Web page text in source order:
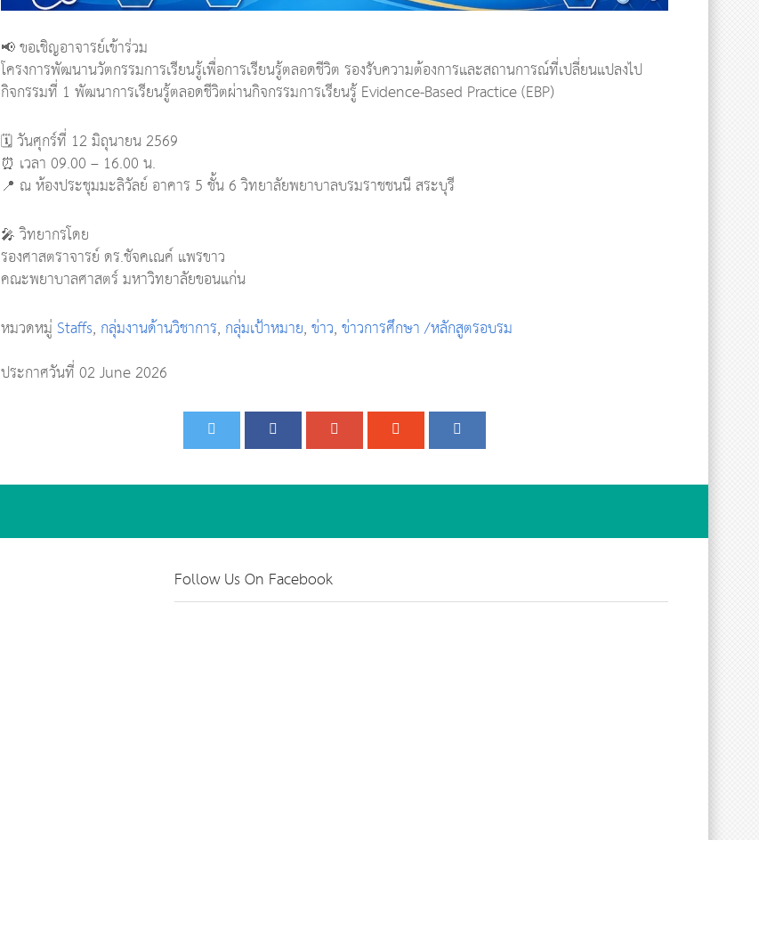
📢 ขอเชิญอาจารย์เข้าร่วม
โครงการพัฒนานวัตกรรมการเรียนรู้เพื่อการเรียนรู้ตลอดชีวิต รองรับความต้องการและสถานการณ์ที่เปลี่ยนแปลงไป
กิจกรรมที่ 1 พัฒนาการเรียนรู้ตลอดชีวิตผ่านกิจกรรมการเรียนรู้ Evidence-Based Practice (EBP)
🗓 วันศุกร์ที่ 12 มิถุนายน 2569
⏰ เวลา 09.00 – 16.00 น.
📍 ณ ห้องประชุมมะลิวัลย์ อาคาร 5 ชั้น 6 วิทยาลัยพยาบาลบรมราชชนนี สระบุรี
🎤 วิทยากรโดย
รองศาสตราจารย์ ดร.ชัจคเณค์ แพรขาว
คณะพยาบาลศาสตร์ มหาวิทยาลัยขอนแก่น
หมวดหมู่Staffs, กลุ่มงานด้านวิชาการ, กลุ่มเป้าหมาย,ข่าว,ข่าวการศึกษา /หลักสูตรอบรม
ประกาศวันที่ 02 June 2026
Follow Us On Facebook